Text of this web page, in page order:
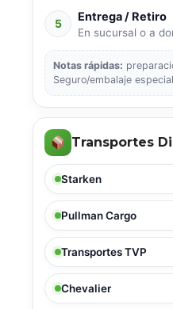
5 Entrega / Retiro
En sucursal o a
Notas rápidas:
Seguro/embalaje
Transportes
Starken
Pullman Cargo
Transportes TVP
Chevalier